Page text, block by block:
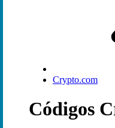
Crypto.com
Códigos